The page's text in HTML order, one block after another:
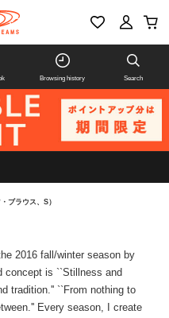
Browsing history Search
ブラウス、S）
2016 fall/winter season by
concept is ``Stillness and
tradition.'' ``From nothing to
Every season, I create